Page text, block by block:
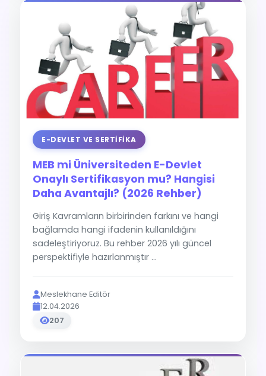
E-DEVLET VE SERTIFIKA
MEB mi Üniversiteden E-Devlet
Onaylı Sertifikasyon mu? Hangisi
Daha Avantajlı? (2026 Rehber)
Giriş Kavramların birbirinden farkını ve hangi
bağlamda hangi ifadenin kullanıldığını
sadeleştiriyoruz. Bu rehber 2026 yılı güncel
perspektifiyle hazırlanmıştır ...
Meslekhane Editör
12.04.2026
207